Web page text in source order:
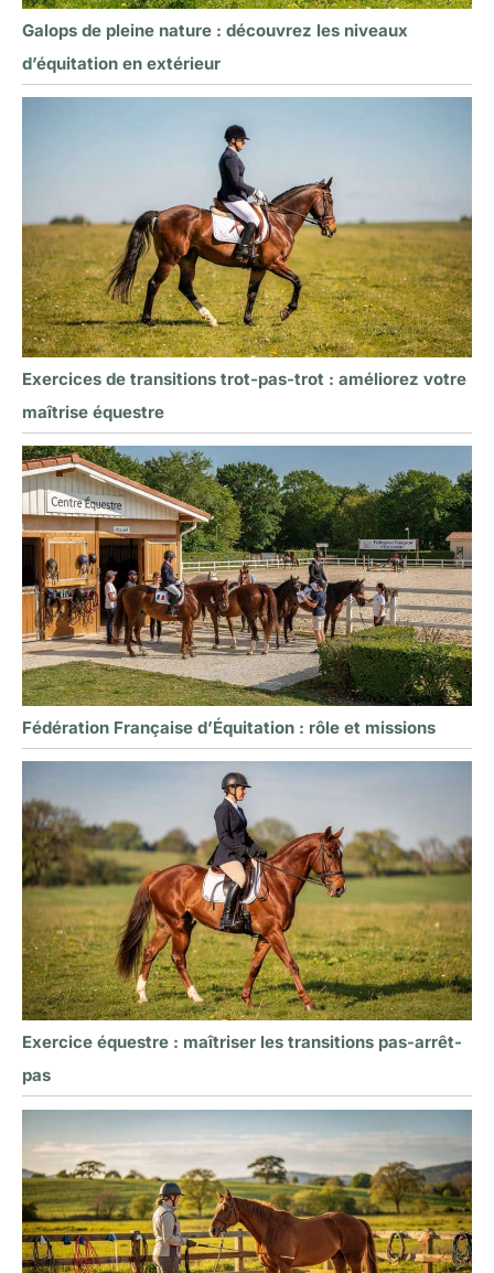
Galops de pleine nature : découvrez les niveaux
d’équitation en extérieur
Exercices de transitions trot-pas-trot : améliorez votre
maîtrise équestre
Fédération Française d’Équitation : rôle et missions
Exercice équestre : maîtriser les transitions pas-arrêt-
pas